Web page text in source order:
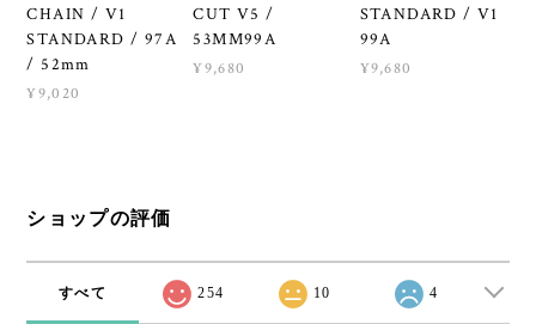
CHAIN / V1
STANDARD / 97A
/ 52mm
¥9,020
CUT V5 /
53MM99A
¥9,680
STANDARD / V1
99A
¥9,680
ショップの評価
すべて 254 10 4